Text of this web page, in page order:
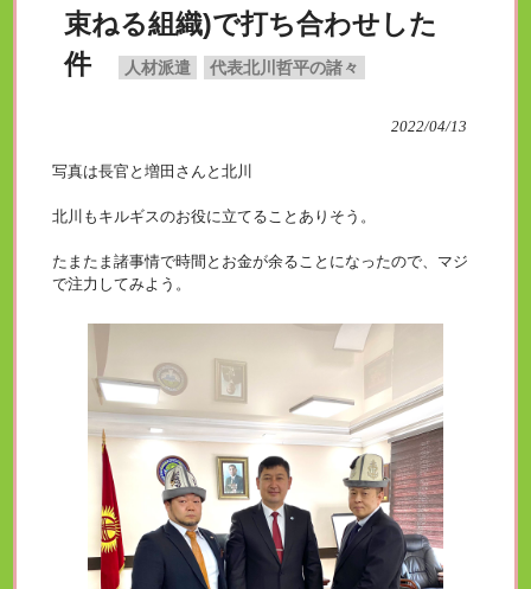
束ねる組織)で打ち合わせした
件
人材派遣 代表北川哲平の諸々
2022/04/13
写真は長官と増田さんと北川
北川もキルギスのお役に立てることありそう。
たまたま諸事情で時間とお金が余ることになったので、マジ
で注力してみよう。